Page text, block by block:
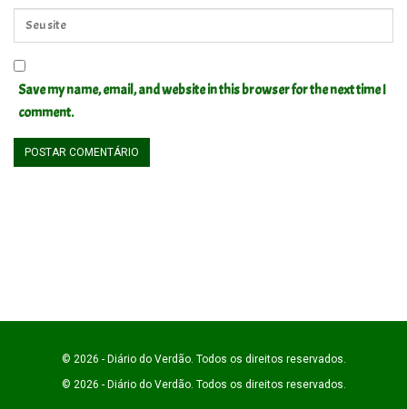
Save my name, email, and website in this browser for the next time I
comment.
© 2026 - Diário do Verdão. Todos os direitos reservados.
© 2026 - Diário do Verdão. Todos os direitos reservados.